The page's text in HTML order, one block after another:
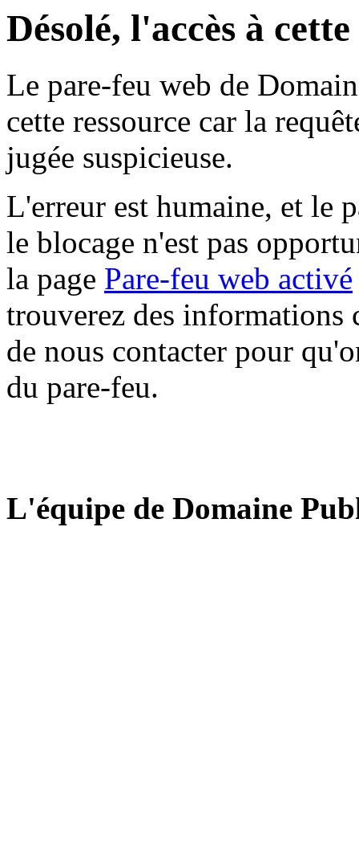
Désolé, l'accès à
Le pare-feu web de
cette ressource car la
jugée suspicieuse.
L'erreur est humaine, et le
le blocage n'est pas
la page Pare-feu web activé
trouverez des informations
de nous contacter pour
du pare-feu.
L'équipe de Domaine